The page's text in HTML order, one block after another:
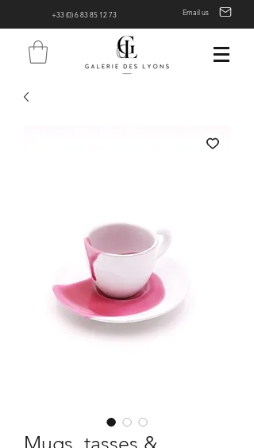
+33 (0) 6 83 85 12 73 Email us
Mugs, tasses &